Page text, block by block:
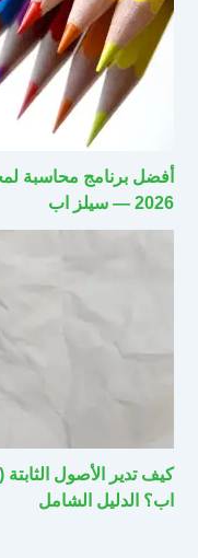
أفضل برنامج محاسبة
2026 — سيلز اب
اب؟ الدليل الشامل